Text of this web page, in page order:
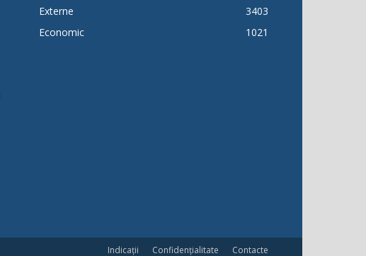
Externe
3403
Economic
1021
Indicații Confidențialitate Contacte